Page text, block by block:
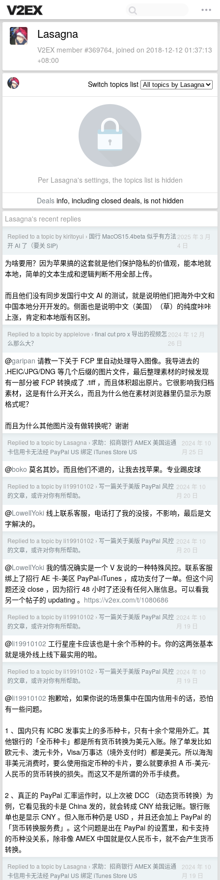
Lasagna
V2EX member #369764, joined on 2018-12-12 01:37:13
+08:00
Switch topics list
Per Lasagna's settings, the topics list is hidden
Dealsinfo, including closed deals, is not hidden
Lasagna's recent replies
Replied to a topic by kiritoyui › 国行 MacOS15.4beta 似乎有方法
开 AI 了（要关 SIP)
2025 年 3 月
4 日
为啥要用？因为苹果搞的这套就是他们保护隐私的价值观，能本地就
本地，简单的文本生成和逻辑判断不用全部上传。
而且他们没有同步发国行中文 AI 的测试，就是说明他们把海外中文和
中国本地分开开发的。侧面也是说明中文（美国）（草）的纯度咔咔
上涨，肯定和本地版有区别。
Replied to a topic by applelove › final cut pro x 导出的视频怎
么那么大？
2024 年 12 月
26 日
@garipan 请教一下关于 FCP 里自动处理导入图像。我导进去的
.HEIC/JPG/DNG 等几个后缀的图片文件，最后整理素材的时候发现
有一部分被 FCP 转换成了 .tiff ，而且体积超出原片。它很影响我归档
素材，这是有什么开关么，而且为什么他在素材浏览器里仍显示为原
格式呢？
而且为什么其他图片没有做转换呢？谢谢
Replied to a topic by Lasagna › 求助：招商银行 AMEX 美国运通
卡信用卡无法经 PayPal US 绑定 iTunes Store US
2024 年 10
月 25 日
@boko 莫名其妙。而且他们不退的，让我去找苹果。专业踢皮球
Replied to a topic by li19910102 › 写一篇关于美版 PayPal 风控
的文章，或许对你有所帮助。
2024 年 10
月 20 日
@LowellYoki 线上联系客服，电话打了我的没接，不影响，最后是文
字解决的。
Replied to a topic by li19910102 › 写一篇关于美版 PayPal 风控
的文章，或许对你有所帮助。
2024 年 10
月 20 日
@LowellYoki 我的情况确实是一个 V 友说的一种特殊风控。联系客服
绑上了招行 AE 卡-美区 PayPal-iTunes ，成功支付了一单。但这个问
题还没 close ，因为招行 48 小时了还没有任何入账信息。可以看我
另一个帖子的 updating 。 https://v2ex.com/t/1080686
Replied to a topic by li19910102 › 写一篇关于美版 PayPal 风控
的文章，或许对你有所帮助。
2024 年 10
月 19 日
@li19910102 工行星座卡应该也是十余个币种的卡。你的这两张基本
就是境外线上线下最实用的啦。
Replied to a topic by li19910102 › 写一篇关于美版 PayPal 风控
的文章，或许对你有所帮助。
2024 年 10
月 19 日
@li19910102 抱歉哈，如果你说的场景集中在国内信用卡的话，恐怕
有一些问题。
1 、国内只有 ICBC 发事实上的多币种卡，只有十余个常用外汇。其
他银行的「全币种卡」都是所有货币转换为美元入账。除了单发比如
欧元卡、澳元卡外，Visa/万事达（境外支付时）都是美元。所以海淘
非美元消费时，要么使用指定币种的卡片，要么就要承担 A 币-美元-
人民币的货币转换的损失。而这又不是所谓的外币手续费。
2 、真正的 PayPal 汇率运作时，以上次被 DCC （动态货币转换）为
例，它看见我的卡是 China 发的，就会转成 CNY 给我记账。银行账
单也是显示 CNY 。但入账币种仍是 USD ，并且还会加上 PayPal 的
「货币转换服务费」。这个问题是出在 PayPal 的设置里，和卡支持
的币种没关系，除非像 AMEX 中国就是仅人民币卡，就不会产生货币
转换。
Replied to a topic by Lasagna › 求助：招商银行 AMEX 美国运通
卡信用卡无法经 PayPal US 绑定 iTunes Store US
2024 年 10
月 19 日